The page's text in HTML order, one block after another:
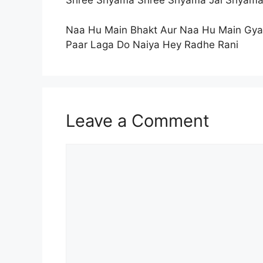
Naa Hu Main Bhakt Aur Naa Hu Main
Paar Laga Do Naiya Hey Radhe Rani
Leave a Comment